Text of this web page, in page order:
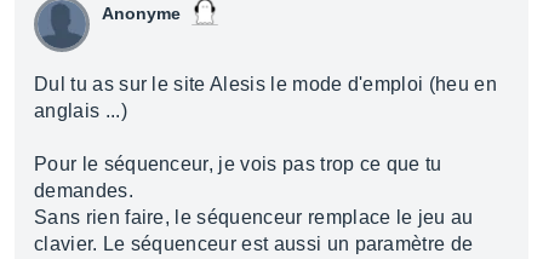
Anonyme
Dul tu as sur le site Alesis le mode d'emploi (heu en
anglais ...)
Pour le séquenceur, je vois pas trop ce que tu
demandes.
Sans rien faire, le séquenceur remplace le jeu au
clavier. Le séquenceur est aussi un paramètre de